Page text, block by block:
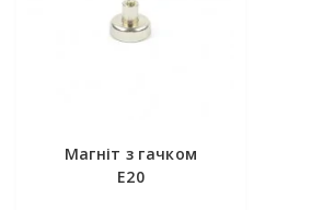
Магніт з гачком
E20